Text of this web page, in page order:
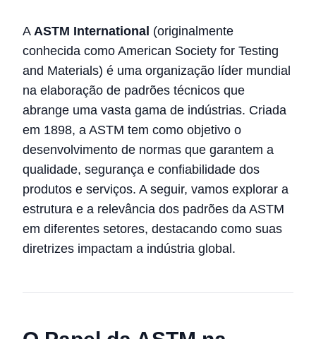
A ASTM International (originalmente
conhecida como American Society for Testing
and Materials) é uma organização líder mundial
na elaboração de padrões técnicos que
abrange uma vasta gama de indústrias. Criada
em 1898, a ASTM tem como objetivo o
desenvolvimento de normas que garantem a
qualidade, segurança e confiabilidade dos
produtos e serviços. A seguir, vamos explorar a
estrutura e a relevância dos padrões da ASTM
em diferentes setores, destacando como suas
diretrizes impactam a indústria global.